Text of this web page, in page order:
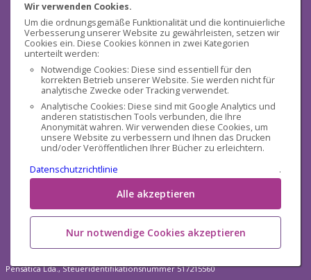
Wir verwenden Cookies.
Um die ordnungsgemäße Funktionalität und die kontinuierliche
Verbesserung unserer Website zu gewährleisten, setzen wir
Cookies ein. Diese Cookies können in zwei Kategorien
unterteilt werden:
Notwendige Cookies: Diese sind essentiell für den
korrekten Betrieb unserer Website. Sie werden nicht für
analytische Zwecke oder Tracking verwendet.
Analytische Cookies: Diese sind mit Google Analytics und
anderen statistischen Tools verbunden, die Ihre
Anonymität wahren. Wir verwenden diese Cookies, um
unsere Website zu verbessern und Ihnen das Drucken
und/oder Veröffentlichen Ihrer Bücher zu erleichtern.
Datenschutzrichtlinie
.
Alle akzeptieren
Nur notwendige Cookies akzeptieren
Sicherheit
Sozialen Medien
Pensática Lda., Steueridentifikationsnummer 517215560